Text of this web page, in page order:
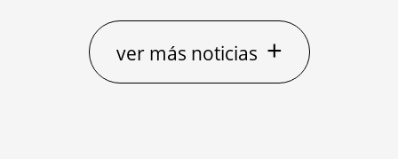
y 2028: cómo, dónde y cuándo
observarlos”ver más noticias +